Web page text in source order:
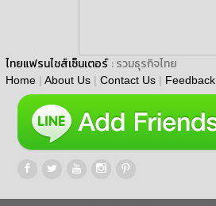
ไทยแฟรนไชส์เซ็นเตอร์ : รวมธุรกิจไทย
Home | About Us | Contact Us | Feedback